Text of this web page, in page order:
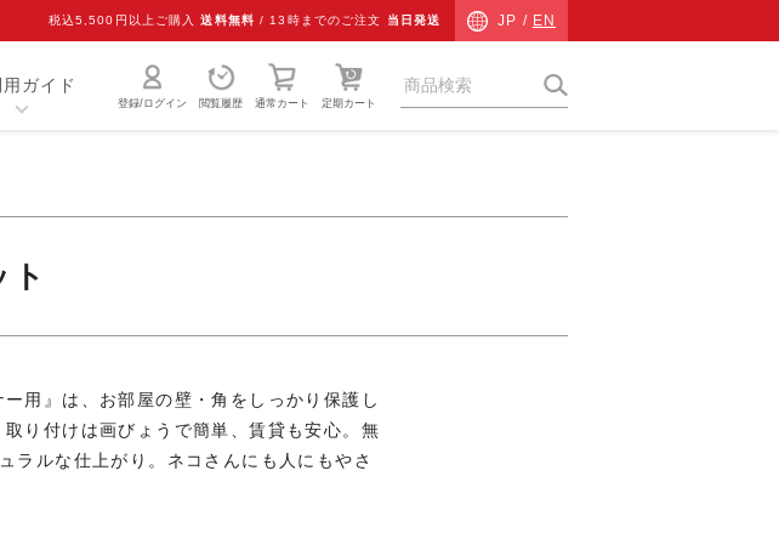
税込5,500円以上ご購入送料無料 / 13時までのご注文 当日発送 JP / EN
首輪
キャットフード
チャリティーグッズ
ギフト
用ガイド
登録/ログイン 閲覧履歴 通常カート 定期カート
ト
用』は、お部屋の壁・角をしっかり保護し
り付けは画びょうで簡単、賃貸も安心。無
ラルな仕上がり。ネコさんにも人にもやさ